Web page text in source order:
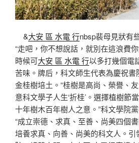
&大安 區 水電 行nbsp裴母見狀有
“走吧，你不想說話，就別在這浪費
時候可大安 區 水電 行以多打幾個電
苦味。牌后，科文師生代表為慶祝
金桂樹培土。“桂樹是高尚、榮譽、
意科文學子人生‘折桂’。選擇植樹節
十年樹木百年樹人之意。”科文學院
“成立崇德、求真、至善、尚美四個
培養求真、向善、尚美的科文人。